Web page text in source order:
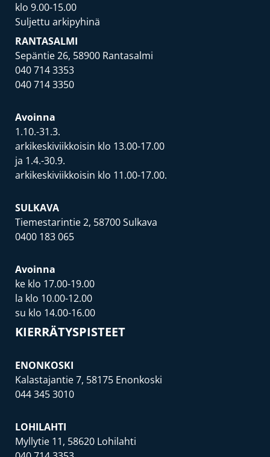
klo 9.00-15.00
Suljettu arkipyhinä
RANTASALMI
Sepäntie 26, 58900 Rantasalmi
040 714 3353
040 714 3350
Avoinna
1.10.-31.3.
arkikeskiviikkoisin klo 13.00-17.00
ja 1.4.-30.9.
arkikeskiviikkoisin klo 11.00-17.00.
SULKAVA
Tiemestarintie 2, 58700 Sulkava
0400 183 065
Avoinna
ke klo 17.00-19.00
la klo 10.00-12.00
su klo 14.00-16.00
KIERRÄTYSPISTEET
ENONKOSKI
Kalastajantie 7, 58175 Enonkoski
044 345 3010
LOHILAHTI
Myllytie 11, 58620 Lohilahti